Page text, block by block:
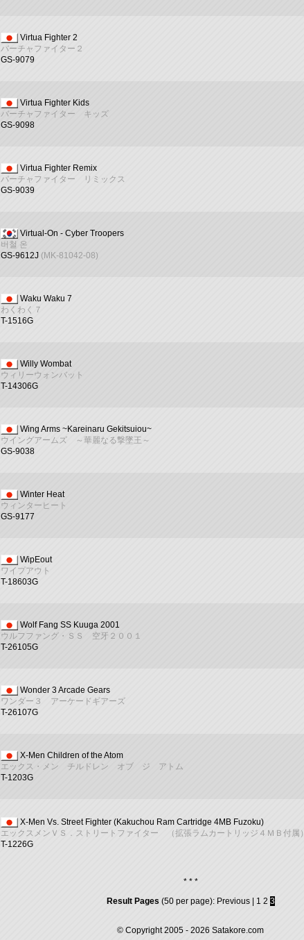
Virtua Fighter 2
バーチャファイター２
GS-9079
Virtua Fighter Kids
バーチャファイター キッズ
GS-9098
Virtua Fighter Remix
バーチャファイター リミックス
GS-9039
Virtual-On - Cyber Troopers
버철 온
GS-9612J (MK-81042-08)
Waku Waku 7
わくわく７
T-1516G
Willy Wombat
ウィリーウォンバット
T-14306G
Wing Arms ~Kareinaru Gekitsuiou~
ウイングアームズ ～華麗なる撃墜王～
GS-9038
Winter Heat
ウィンターヒート
GS-9177
WipEout
ワイプアウト
T-18603G
Wolf Fang SS Kuuga 2001
ウルフファング・ＳＳ 空牙２００１
T-26105G
Wonder 3 Arcade Gears
ワンダー３ アーケードギアーズ
T-26107G
X-Men Children of the Atom
エックス・メン チルドレン オブ ジ アトム
T-1203G
X-Men Vs. Street Fighter (Kakuchou Ram Cartridge 4MB Fuzoku)
エックスメンＶＳ．ストリートファイター （拡張ラムカートリッジ４ＭＢ付属）
T-1226G
* * *
Result Pages (50 per page): Previous| 1 2 3
© Copyright 2005 - 2026 Satakore.com